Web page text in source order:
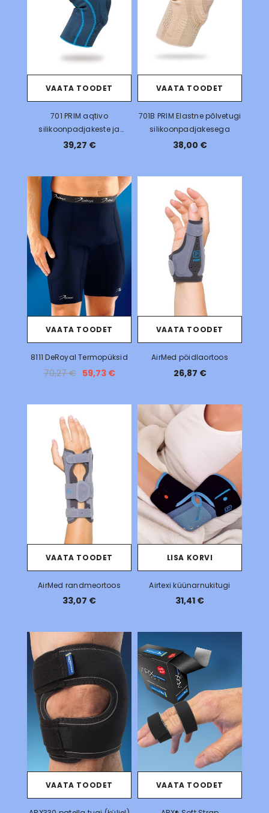
VAATA TOODET
701 PRIM aqtivo
silikoonpadjakeste ja
külgstabilisaatoritega
39,27 €
VAATA TOODET
701B PRIM Elastne põlvetugi
silikoonpadjakesega
38,00 €
VAATA TOODET
8111 DeRoyal Termopüksid
70,27 € 59,73 €
VAATA TOODET
AirMed pöidlaortoos
26,87 €
VAATA TOODET
AirMed randmeortoos
33,07 €
LISA KORVI
Airtexi küünarnukitugi
31,41 €
VAATA TOODET VAATA TOODET